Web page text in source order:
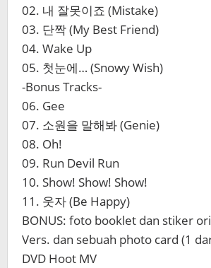
02. 내 잘못이죠 (Mistake)
03. 단짝 (My Best Friend)
04. Wake Up
05. 첫눈에… (Snowy Wish)
-Bonus Tracks-
06. Gee
07. 소원을 말해봐 (Genie)
08. Oh!
09. Run Devil Run
10. Show! Show! Show!
11. 웃자 (Be Happy)
BONUS: foto booklet dan stiker
Vers. dan sebuah photo card (1
DVD Hoot MV